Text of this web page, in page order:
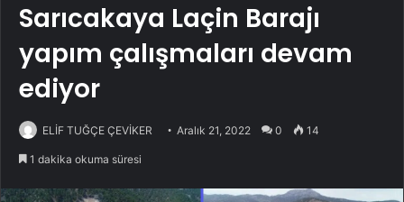
Sarıcakaya Laçin Barajı
yapım çalışmaları devam
ediyor
ELİF TUĞÇE ÇEVİKER Aralık 21, 2022 0 14
1 dakika okuma süresi